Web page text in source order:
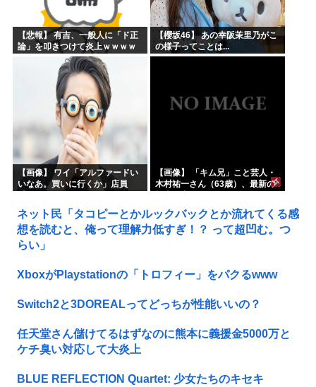
【悲報】 有吉、一般人に「ド正
論」を叩きつけて炎上ｗｗｗｗ
【櫻坂46】 あの幸阪茉里乃がこ
の様子ってことは...
【画像】 ワイ「アルファードい
いなあ。買いに行くか」店員
「金額おかしくね？」←お前ら
もそう思うよな？？？？？
【画像】 「キム兄」こと芸人・
木村祐一さん（63歳）、最新の
が完全に別人だとネット騒然！
「マジで誰かわからん」...
ネット民「タコピーとかルックバックとか流れてくる感
想を読むと、俺って理解力低すぎ！？ って超凹む。つ
らい」
XboxがPlaystationの「トロフィー」をパクるwww
Switch2と3DOREALってどっちが性能いいの？
任天堂さん儲けてるはずなのに熊本に義援金5000万と
ケチ臭い対応して大炎上
BLUE REFLECTION Quartet: 少女たちのキセキ